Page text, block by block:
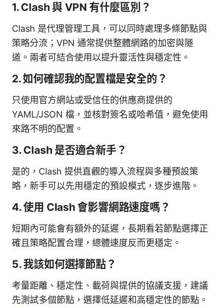
1. Clash 與 VPN 有什麼區別？
Clash 是代理管理工具，可以同時處理多條節點與
策略分流；VPN 通常提供整體網路的加密與隧
道。兩者可結合使用以提升靈活性與穩定性。
2. 如何確認我的配置檔是安全的？
只使用官方網站或受信任的供應商提供的
YAML/JSON 檔，並核對簽名或哈希值，避免使用
來路不明的配置。
3. Clash 是否適合新手？
是的，Clash 提供直觀的導入流程與多種預設策
略，新手可以先用穩定的預設模式，逐步進階。
4. 使用 Clash 會影響網路速度嗎？
短期內可能會有額外的延遲，長期看若節點選擇正
確且策略配置合理，總體速度反而更穩定。
5. 我該如何選擇節點？
考量距離、穩定性、載荷與提供的協議支援，建議
先測試多個節點，選擇低延遲和高穩定性的節點。